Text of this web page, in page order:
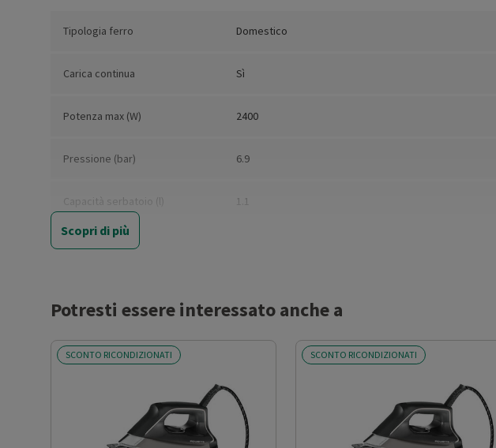
Tipologia ferro Domestico
Carica continua Sì
Potenza max (W) 2400
Pressione (bar) 6.9
Capacità serbatoio (l) 1.1
Indicatore livello d’acqua
Spegnimento automatico Sì
Scopri di più
Potresti essere interessato anche a
SCONTO RICONDIZIONATI SCONTO RICONDIZIONATI